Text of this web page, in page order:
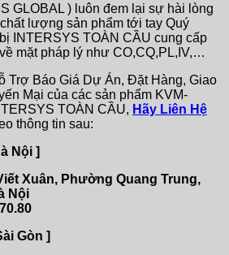
GLOBAL ) luôn đem lại sự hài lòng
lượng sản phẩm tới tay Quý
INTERSYS TOÀN CẦU cung cấp
mặt pháp lý như CO,CQ,PL,IV,…
Trợ Báo Giá Dự Án, Đặt Hàng, Giao
Mại của các sản phẩm KVM-
TOÀN CẦU, Hãy Liên Hệ
thông tin sau:
Nội ]
Xuân, Phường Quang Trung,
Nội
Gòn ]